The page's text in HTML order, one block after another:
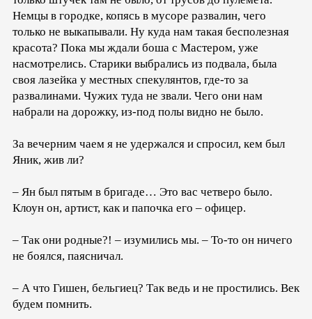
Немцы в городке, копясь в мусоре развалин, чего
только не выкапывали. Ну куда нам такая бесполезная
красота? Пока мы ждали боша с Мастером, уже
насмотрелись. Старики выбрались из подвала, была
своя лазейка у местных спекулянтов, где-то за
развалинами. Чужих туда не звали. Чего они нам
набрали на дорожку, из-под полы видно не было.
За вечерним чаем я не удержался и спросил, кем был
Яник, жив ли?
– Ян был пятым в бригаде… Это вас четверо было.
Клоун он, артист, как и папочка его – офицер.
– Так они родные?! – изумились мы. – То-то он ничего
не боялся, паясничал.
– А что Гишен, бельгиец? Так ведь и не простились. Век
будем помнить.